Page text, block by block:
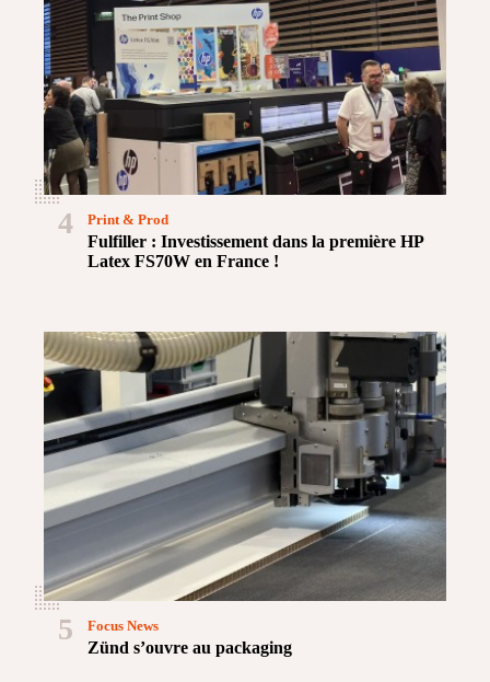
4
Fulfiller : Investissement dans la première HP
Latex FS70W en France !
Print & Prod
5
Zünd s’ouvre au packaging
Focus News